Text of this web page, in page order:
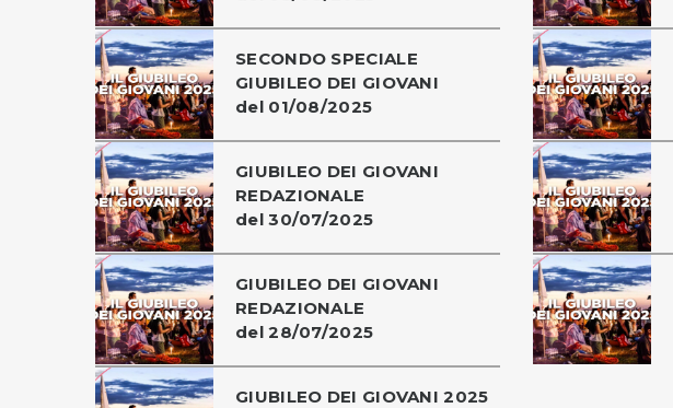
SECONDO SPECIALE
GIUBILEO DEI GIOVANI
del 01/08/2025
GIUBILEO DEI GIOVANI
REDAZIONALE
del 30/07/2025
GIUBILEO DEI GIOVANI
REDAZIONALE
del 28/07/2025
GIUBILEO DEI GIOVANI 2025